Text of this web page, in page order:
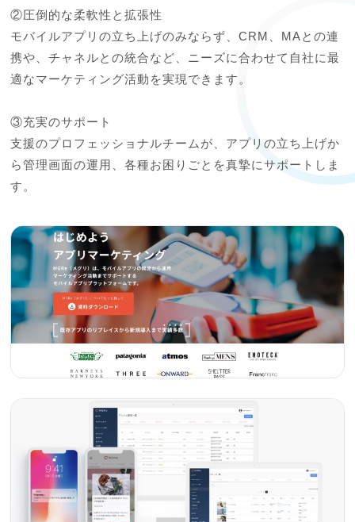
②圧倒的な柔軟性と拡張性
モバイルアプリの立ち上げのみならず、CRM、MAとの連
携や、チャネルとの統合など、ニーズに合わせて自社に最
適なマーケティング活動を実現できます。
③充実のサポート
支援のプロフェッショナルチームが、アプリの立ち上げか
ら管理画面の運用、各種お困りごとを真摯にサポートしま
す。